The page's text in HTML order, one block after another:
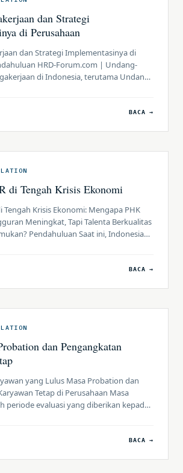
dan Strategi
di Perusahaan
dan Strategi Implementasinya di
HRD-Forum.com | Undang-
di Indonesia, terutama Undang-
Cipta Kerja (UU Cipta Kerja), menjadi
BACA →
di Tengah Krisis Ekonomi
Tengah Krisis Ekonomi: Mengapa PHK
Meningkat, Tapi Talenta Berkualitas
Pendahuluan Saat ini, Indonesia
berdampak langsung pada dunia
pengangguran. Ironisnya, di sisi lain,
BACA →
dan Pengangkatan
yang Lulus Masa Probation dan
Tetap di Perusahaan Masa
periode evaluasi yang diberikan kepada
kesesuaian dengan budaya perusahaan.
BACA →